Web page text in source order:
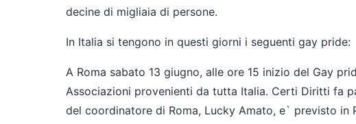
decine di migliaia di persone.
In Italia si tengono in questi giorni i seguenti gay pride:
A Roma sabato 13 giugno, alle ore 15 inizio del Gay
Associazioni provenienti da tutta Italia. Certi Diritti fa
del coordinatore di Roma, Lucky Amato, e` previsto in